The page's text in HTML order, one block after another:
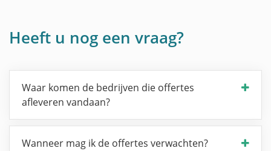
Heeft u nog een vraag?
Waar komen de bedrijven die offertes
afleveren vandaan?
Wanneer mag ik de offertes verwachten?